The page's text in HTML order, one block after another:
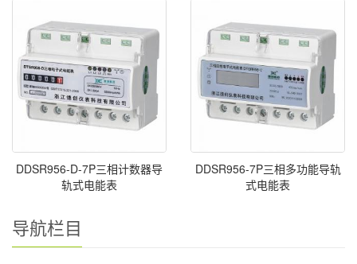
DDSR956-D-7P三相计数器导
轨式电能表
DDSR956-7P三相多功能导轨
式电能表
导航栏目